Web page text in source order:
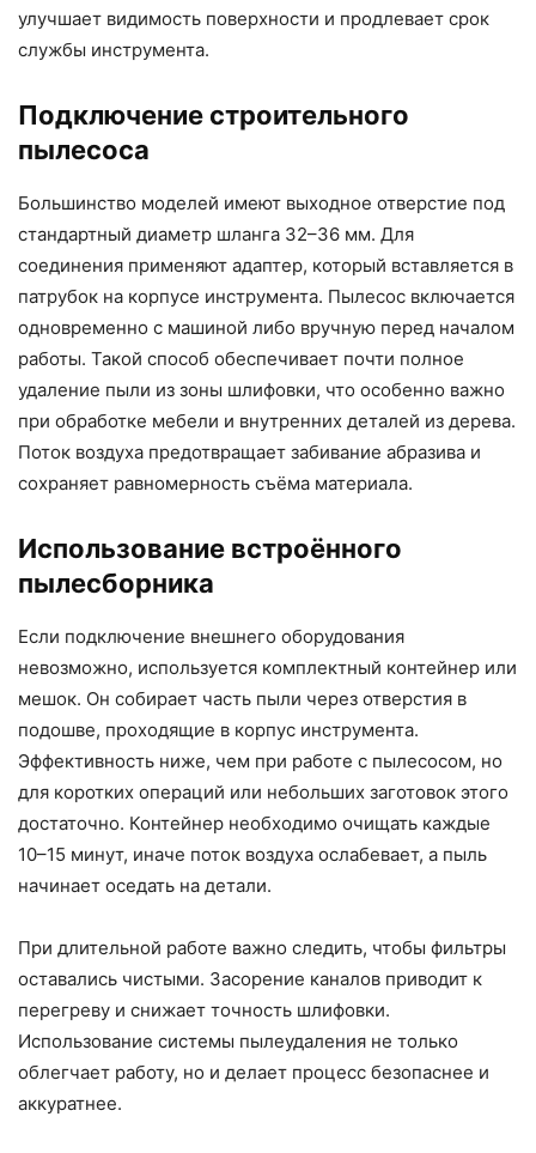
улучшает видимость поверхности и продлевает срок
службы инструмента.
Подключение строительного
пылесоса
Большинство моделей имеют выходное отверстие под
стандартный диаметр шланга 32–36 мм. Для
соединения применяют адаптер, который вставляется в
патрубок на корпусе инструмента. Пылесос включается
одновременно с машиной либо вручную перед началом
работы. Такой способ обеспечивает почти полное
удаление пыли из зоны шлифовки, что особенно важно
при обработке мебели и внутренних деталей из дерева.
Поток воздуха предотвращает забивание абразива и
сохраняет равномерность съёма материала.
Использование встроённого
пылесборника
Если подключение внешнего оборудования
невозможно, используется комплектный контейнер или
мешок. Он собирает часть пыли через отверстия в
подошве, проходящие в корпус инструмента.
Эффективность ниже, чем при работе с пылесосом, но
для коротких операций или небольших заготовок этого
достаточно. Контейнер необходимо очищать каждые
10–15 минут, иначе поток воздуха ослабевает, а пыль
начинает оседать на детали.
При длительной работе важно следить, чтобы фильтры
оставались чистыми. Засорение каналов приводит к
перегреву и снижает точность шлифовки.
Использование системы пылеудаления не только
облегчает работу, но и делает процесс безопаснее и
аккуратнее.